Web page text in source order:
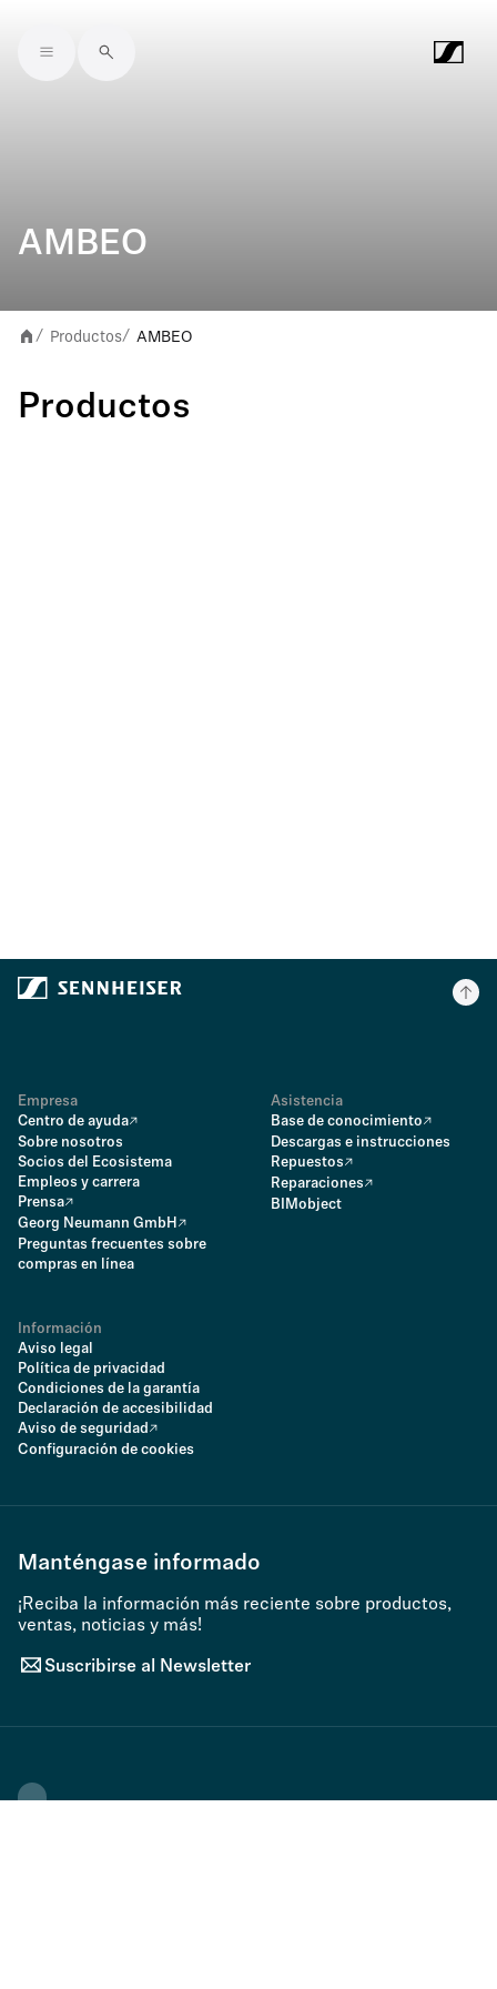
AMBEO
/ Productos/ AMBEO
Productos
Empresa
Centro de ayuda
Sobre nosotros
Socios del Ecosistema
Empleos y carrera
Prensa
Georg Neumann GmbH
Preguntas frecuentes sobre
compras en línea
Asistencia
Base de conocimiento
Descargas e instrucciones
Repuestos
Reparaciones
BIMobject
Información
Aviso legal
Política de privacidad
Condiciones de la garantía
Declaración de accesibilidad
Aviso de seguridad
Configuración de cookies
Manténgase informado
¡Reciba la información más reciente sobre productos,
ventas, noticias y más!
Suscribirse al Newsletter